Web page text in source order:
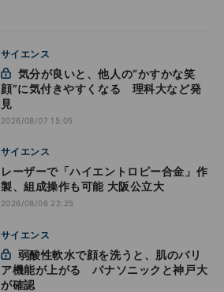
サイエンス
顔”に気付きやすくなる 理科大など発
見
2026/08/07 15:05
サイエンス
レーザーで「ハイエントロピー合金」作
製、組成操作も可能 大阪公立大
2026/08/06 22:25
サイエンス
ア機能が上がる パナソニックと神戸大
が確認